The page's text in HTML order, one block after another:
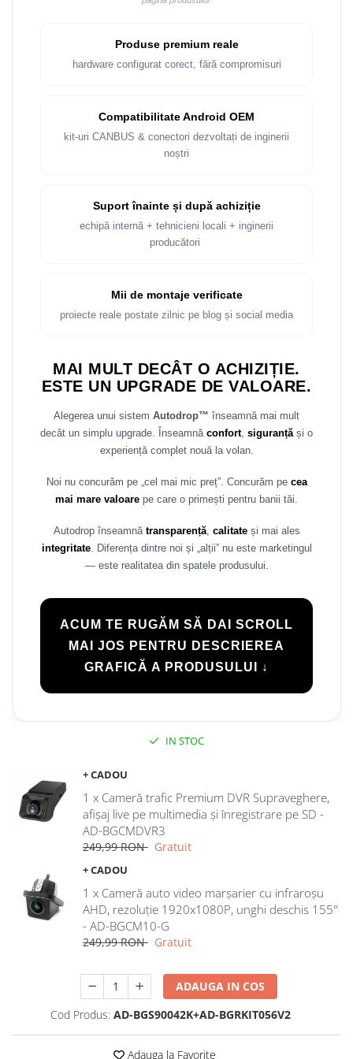
Rame adaptoare Audi
Rame adaptoare Seat
Rame adaptoare Honda
Rame adaptoare Peugeot
Rame adaptoare Daihatsu
Rame adaptoare Kia
Rame adaptoare Alfa Romeo
Rame adaptoare Fiat
Rame adaptoare Chevrolet
Rame adaptoare Mitsubishi
Rame adaptoare Jeep
Rame adaptoare Chrysler
Rame adaptoare Isuzu
Rame adaptoare Subaru
Rame adaptoare Iveco
Rame adaptoare Smart
Rame adaptoare Land Rover
Rame adaptoare Ssangyong
Rame adaptoare Hummer
Produse premium reale
hardware configurat corect, fără compromisuri
Compatibilitate Android OEM
kit-uri CANBUS & conectori dezvoltați de inginerii
noștri
Suport înainte și după achiziție
echipă internă + tehnicieni locali + inginerii
producători
Mii de montaje verificate
proiecte reale postate zilnic pe blog și social media
MAI MULT DECÂT O ACHIZIȚIE.
ESTE UN UPGRADE DE VALOARE.
Alegerea unui sistem Autodrop™ înseamnă mai mult
decât un simplu upgrade. Înseamnă confort, siguranțăși o
experiență complet nouă la volan.
Noi nu concurăm pe „cel mai mic preț”. Concurăm pe cea
mai mare valoare pe care o primești pentru banii tăi.
Autodrop înseamnă transparență, calitateși mai ales
integritate. Diferența dintre noi și „alții” nu este marketingul
— este realitatea din spatele produsului.
ACUM TE RUGĂM SĂ DAI SCROLL
MAI JOS PENTRU DESCRIEREA
GRAFICĂ A PRODUSULUI ↓
IN STOC
+ CADOU
1 x Cameră trafic Premium DVR Supraveghere,
afișaj live pe multimedia și înregistrare pe SD -
AD-BGCMDVR3
249,99 RON Gratuit
+ CADOU
1 x Cameră auto video marșarier cu infraroșu
AHD, rezoluție 1920x1080P, unghi deschis 155°
- AD-BGCM10-G
249,99 RON Gratuit
ADAUGA IN COS
Cod Produs: AD-BGS90042K+AD-BGRKIT056V2
Adauga la Favorite